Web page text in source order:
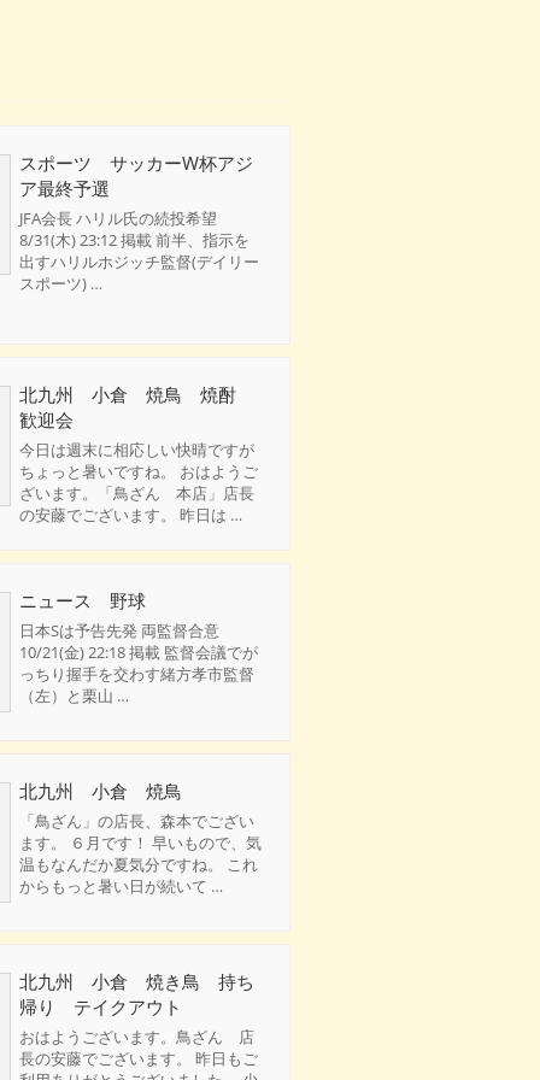
スポーツ サッカーW杯アジ
ア最終予選
JFA会長 ハリル氏の続投希望
8/31(木) 23:12 掲載 前半、指示を
出すハリルホジッチ監督(デイリー
スポーツ) …
北九州 小倉 焼鳥 焼酎
歓迎会
今日は週末に相応しい快晴ですが
ちょっと暑いですね。 おはようご
ざいます。「鳥ざん 本店」店長
の安藤でございます。 昨日は …
ニュース 野球
日本Sは予告先発 両監督合意
10/21(金) 22:18 掲載 監督会議でが
っちり握手を交わす緒方孝市監督
（左）と栗山 …
北九州 小倉 焼鳥
「鳥ざん」の店長、森本でござい
ます。 ６月です！ 早いもので、気
温もなんだか夏気分ですね。 これ
からもっと暑い日が続いて …
北九州 小倉 焼き鳥 持ち
帰り テイクアウト
おはようございます。鳥ざん 店
長の安藤でございます。 昨日もご